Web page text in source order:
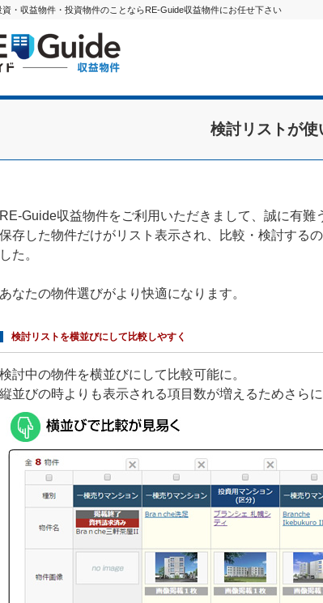
資・収益物件・投資物件のことならRE-Guide収益物件にお任せ下さい
収益物件
検討リストが
RE-Guide収益物件をご利用いただきまして、誠に有難
保存した物件だけがリスト表示され、比較・検討する
した。
あなたの物件選びがより快適になります。
検討リストを横並びにして比較しやすく
検討中の物件を横並びにして比較可能に。
縦並びの時よりも表示される項目数が増えるためさら